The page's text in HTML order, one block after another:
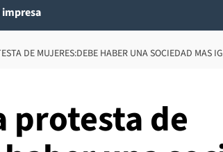
DE MUJERES:DEBE HABER UNA SOCIEDAD MAS
protesta de